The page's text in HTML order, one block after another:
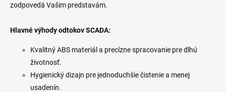
zodpovedá Vašim predstavám.
Hlavné výhody odtokov SCADA:
Kvalitný ABS materiál a precízne spracovanie pre dlhú
životnosť.
Hygienický dizajn pre jednoduchšie čistenie a menej
usadenín.